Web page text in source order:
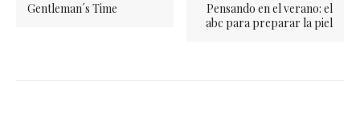
Gentleman´s Time
Pensando en el verano: el
abc para preparar la piel